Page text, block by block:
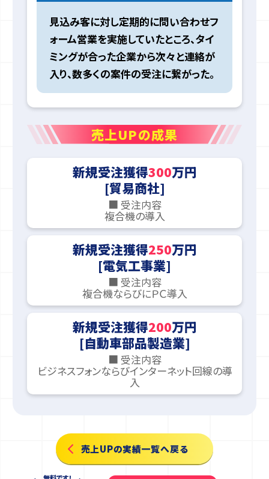
見込み客に対し定期的に問い合わせフ
ォーム営業を実施していたところ、タイ
ミングが合った企業から次々と連絡が
入り、数多くの案件の受注に繋がった。
売上UPの成果
新規受注獲得300万円
[貿易商社]
■ 受注内容
複合機の導入
新規受注獲得250万円
[電気工事業]
■ 受注内容
複合機ならびにＰＣ導入
新規受注獲得200万円
[自動車部品製造業]
■ 受注内容
ビジネスフォンならびインターネット回線の導
入
売上UPの実績一覧へ戻る